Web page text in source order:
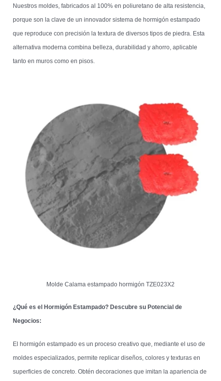
Nuestros moldes, fabricados al 100% en poliuretano de alta resistencia,
porque son la clave de un innovador sistema de hormigón estampado
que reproduce con precisión la textura de diversos tipos de piedra. Esta
alternativa moderna combina belleza, durabilidad y ahorro, aplicable
tanto en muros como en pisos.
Molde Calama estampado hormigón TZE023X2
¿Qué es el Hormigón Estampado? Descubre su Potencial de
Negocios:
El hormigón estampado es un proceso creativo que, mediante el uso de
moldes especializados, permite replicar diseños, colores y texturas en
superficies de concreto. Obtén decoraciones que imitan la apariencia de